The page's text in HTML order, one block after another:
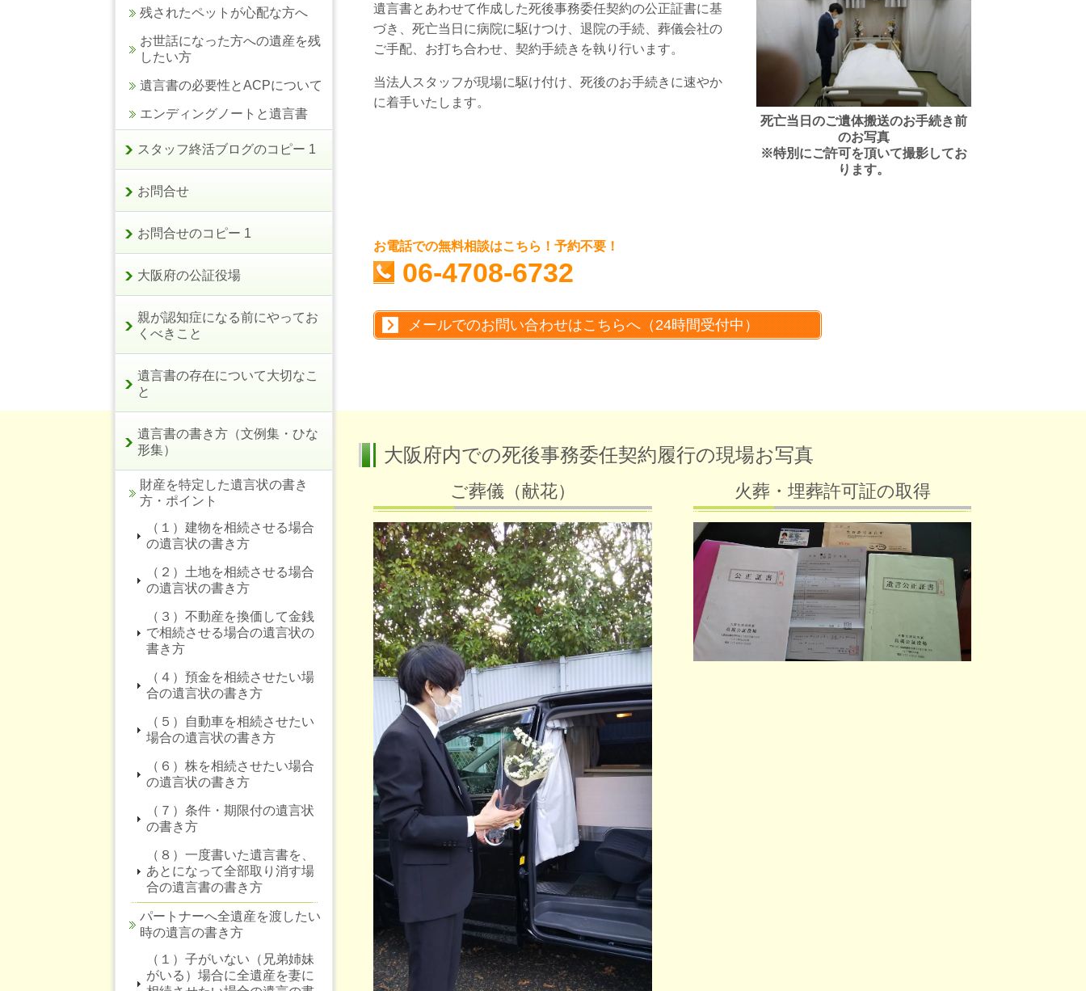
死亡当日のご遺体搬送のお手続き前
のお写真
※特別にご許可を頂いて撮影してお
ります。
遺言書とあわせて作成した死後事務委任契約の公正証書に基
づき、死亡当日に病院に駆けつけ、退院の手続、葬儀会社の
ご手配、お打ち合わせ、契約手続きを執り行います。
当法人スタッフが現場に駆け付け、死後のお手続きに速やか
に着手いたします。
お電話での無料相談はこちら！予約不要！
06-4708-6732
メールでのお問い合わせはこちらへ（24時間受付中）
大阪府内での死後事務委任契約履行の現場お写真
ご葬儀（献花） 火葬・埋葬許可証の取得
残されたペットが心配な方へ
お世話になった方への遺産を残
したい方
遺言書の必要性とACPについて
エンディングノートと遺言書
スタッフ終活ブログのコピー 1
お問合せ
お問合せのコピー 1
大阪府の公証役場
親が認知症になる前にやってお
くべきこと
遺言書の存在について大切なこ
と
遺言書の書き方（文例集・ひな
形集）
財産を特定した遺言状の書き
方・ポイント
（１）建物を相続させる場合
の遺言状の書き方
（２）土地を相続させる場合
の遺言状の書き方
（３）不動産を換価して金銭
で相続させる場合の遺言状の
書き方
（４）預金を相続させたい場
合の遺言状の書き方
（５）自動車を相続させたい
場合の遺言状の書き方
（６）株を相続させたい場合
の遺言状の書き方
（７）条件・期限付の遺言状
の書き方
（８）一度書いた遺言書を、
あとになって全部取り消す場
合の遺言書の書き方
パートナーへ全遺産を渡したい
時の遺言の書き方
（１）子がいない（兄弟姉妹
がいる）場合に全遺産を妻に